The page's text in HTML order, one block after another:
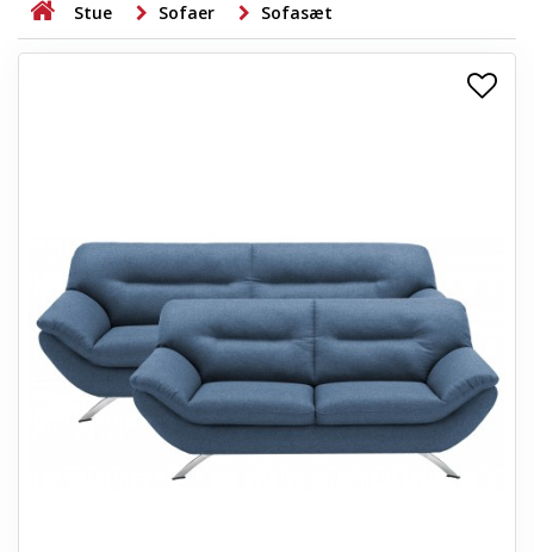
+
STUE
+
TÆPPER
LAMPER
+
ENTREMØBLER
+
HAVEMØBLER
Stue Sofaer Sofasæt